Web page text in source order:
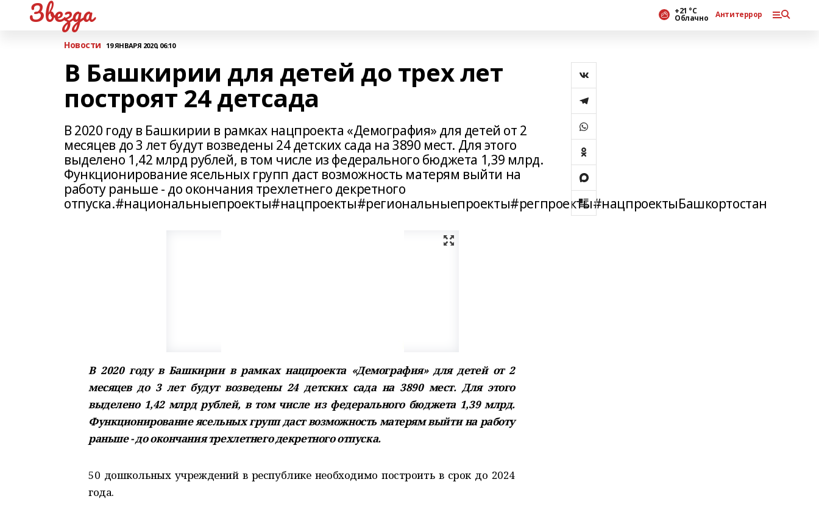
Звезда +21 °С
Облачно Антитеррор
Новости 19 ЯНВАРЯ 2020, 06:10
В Башкирии для детей до трех лет
построят 24 детсада
В 2020 году в Башкирии в рамках нацпроекта «Демография» для детей от 2
месяцев до 3 лет будут возведены 24 детских сада на 3890 мест. Для этого
выделено 1,42 млрд рублей, в том числе из федерального бюджета 1,39 млрд.
Функционирование ясельных групп даст возможность матерям выйти на
работу раньше - до окончания трехлетнего декретного
отпуска.#национальныепроекты#нацпроекты#региональныепроекты#регпроекты#нацпроектыБашкортостан
В 2020 году в Башкирии в рамках нацпроекта «Демография» для детей от 2
месяцев до 3 лет будут возведены 24 детских сада на 3890 мест. Для этого
выделено 1,42 млрд рублей, в том числе из федерального бюджета 1,39 млрд.
Функционирование ясельных групп даст возможность матерям выйти на работу
раньше - до окончания трехлетнего декретного отпуска.
50 дошкольных учреждений в республике необходимо построить в срок до 2024
года.